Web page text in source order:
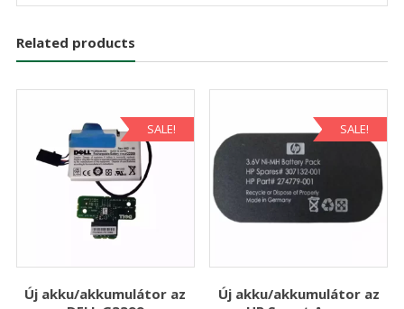
Related products
SALE!
Új akku/akkumulátor az
SALE!
Új akku/akkumulátor az